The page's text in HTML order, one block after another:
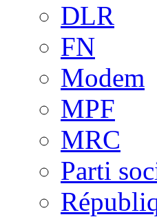
DLR
FN
Modem
MPF
MRC
Parti